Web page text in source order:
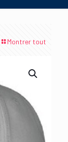
Montrer tout